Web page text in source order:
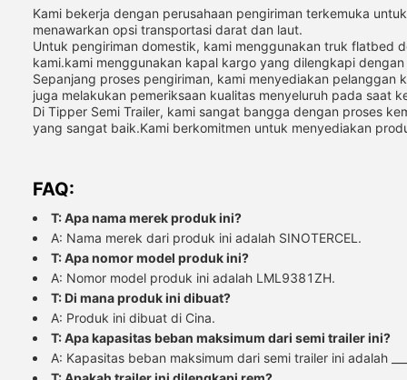
Kami bekerja dengan perusahaan pengiriman terkemuka
menawarkan opsi transportasi darat dan laut.
Untuk pengiriman domestik, kami menggunakan truk flatbed
kami.kami menggunakan kapal kargo yang dilengkapi
Sepanjang proses pengiriman, kami menyediakan
juga melakukan pemeriksaan kualitas menyeluruh pada saat
Di Tipper Semi Trailer, kami sangat bangga dengan proses
yang sangat baik.Kami berkomitmen untuk menyediakan
FAQ:
T: Apa nama merek produk ini?
A: Nama merek dari produk ini adalah SINOTERCEL.
T: Apa nomor model produk ini?
A: Nomor model produk ini adalah LML9381ZH.
T: Di mana produk ini dibuat?
A: Produk ini dibuat di Cina.
T: Apa kapasitas beban maksimum dari semi trailer ini?
A: Kapasitas beban maksimum dari semi trailer ini adalah